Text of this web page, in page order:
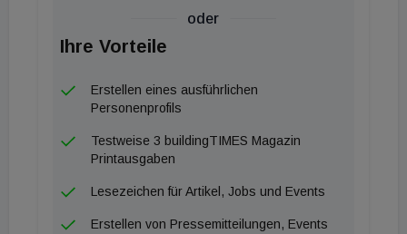
Ausführung Pure ist die BCS eine Lösung für EVU,
Kommunen, Filialisten, Cafés, Restaurants,
Unternehmen sowie für die Tourismusbranche.
oder
Ihre Vorteile
Erstellen eines ausführlichen
Personenprofils
Testweise 3 buildingTIMES Magazin
Printausgaben
Lesezeichen für Artikel, Jobs und Events
Erstellen von Pressemitteilungen, Events